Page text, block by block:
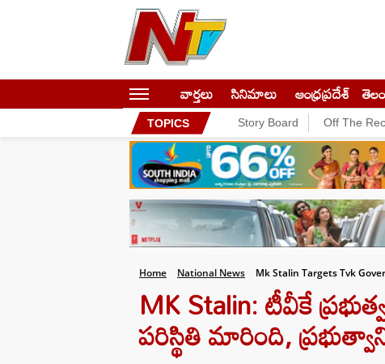
వార్తలు సినిమాలు ఆంధ్రప్రదేశ్
TOPICS Story Board Off The
Home National News Mk Stalin Targets Tvk
MK Stalin: టీవీకే
పరిస్థితి మారింది,